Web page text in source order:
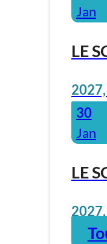
Jan
LE
30
Jan
LE